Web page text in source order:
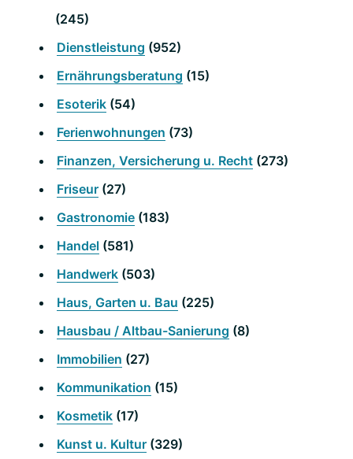
(245)
Dienstleistung (952)
Ernährungsberatung (15)
Esoterik (54)
Ferienwohnungen (73)
Finanzen, Versicherung u. Recht (273)
Friseur (27)
Gastronomie (183)
Handel (581)
Handwerk (503)
Haus, Garten u. Bau (225)
Hausbau / Altbau-Sanierung (8)
Immobilien (27)
Kommunikation (15)
Kosmetik (17)
Kunst u. Kultur (329)